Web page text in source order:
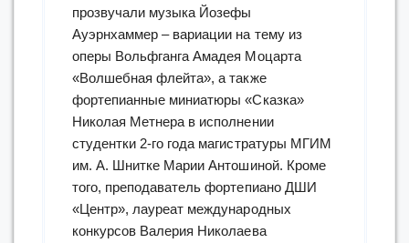
прозвучали музыка Йозефы
Ауэрнхаммер – вариации на тему из
оперы Вольфганга Амадея Моцарта
«Волшебная флейта», а также
фортепианные миниатюры «Сказка»
Николая Метнера в исполнении
студентки 2-го года магистратуры МГИМ
им. А. Шнитке Марии Антошиной. Кроме
того, преподаватель фортепиано ДШИ
«Центр», лауреат международных
конкурсов Валерия Николаева